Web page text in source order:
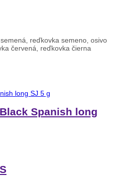
reďkovka semeno, osivo
červená, reďkovka čierna
Spanish long